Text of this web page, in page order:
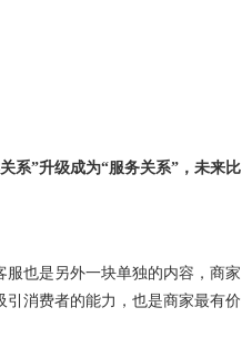
系”升级成为“服务关系”，未来比
也是另外一块单独的内容，商家
消费者的能力，也是商家最有价